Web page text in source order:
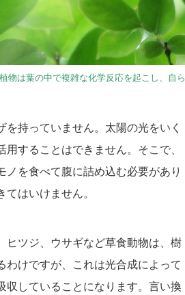
物は葉の中で複雑な化学反応を起こし、自ら
持っていません。太陽の光をいく
することはできません。そこで、
を食べて腹に詰め込む必要があり
てはいけません。
ツジ、ウサギなど草食動物は、樹
わけですが、これは光合成によって
収していることになります。言い換